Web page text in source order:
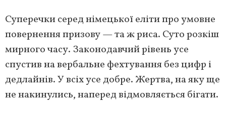
Суперечки серед німецької еліти про умовне
повернення призову — та ж риса. Суто розкіш
мирного часу. Законодавчий рівень усе
спустив на вербальне фехтування без цифр і
дедлайнів. У всіх усе добре. Жертва, на яку ще
не накинулись, наперед відмовляється бігати.